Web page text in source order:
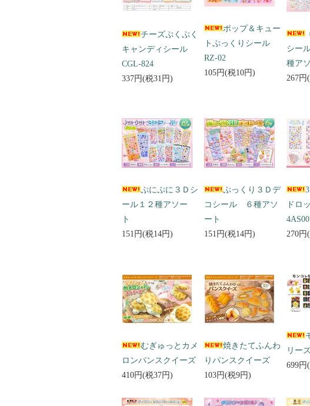
チーズぷくぷく
キャンディシール
CGL-824
337円(税31円)
ポップ＆キュー
トぷっくりシール
RZ-02
105円(税10円)
シー
種ア
267円
ぷにぷに３Ｄシ
ール１２種アソー
ト
151円(税14円)
ぷっくり３Ｄデ
コシール ６種アソ
ート
151円(税14円)
ドロ
270円
むぎゅっとカメ
ロンパンスクイーズ
410円(税37円)
焼きたてふんわ
りパンスクイーズ
103円(税9円)
リー
699円